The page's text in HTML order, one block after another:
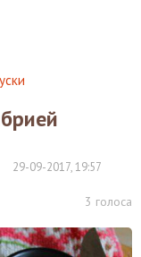
29-09-2017, 19:57
3 голоса